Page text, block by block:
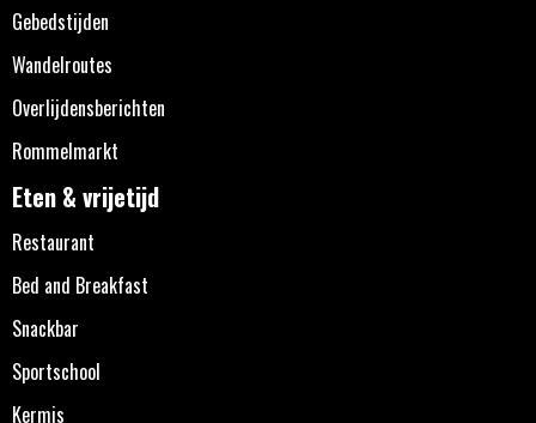
Gebedstijden
Wandelroutes
Overlijdensberichten
Rommelmarkt
Eten & vrijetijd
Restaurant
Bed and Breakfast
Snackbar
Sportschool
Kermis